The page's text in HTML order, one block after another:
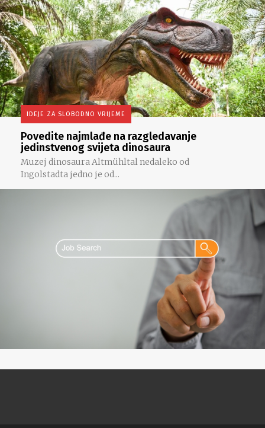
IDEJE ZA SLOBODNO VRIJEME
Povedite najmlađe na razgledavanje
jedinstvenog svijeta dinosaura
Muzej dinosaura Altmühltal nedaleko od
Ingolstadta jedno je od...